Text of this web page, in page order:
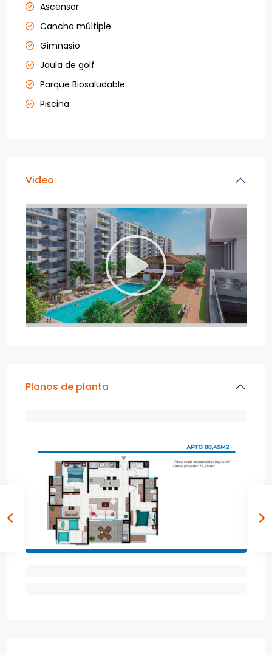
Ascensor
Cancha múltiple
Gimnasio
Jaula de golf
Parque Biosaludable
Piscina
Video
Planos de planta